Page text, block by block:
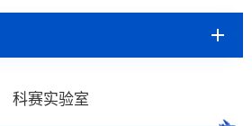
科赛实验室